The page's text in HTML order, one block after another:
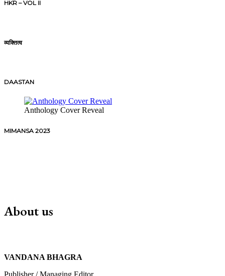
HKR – VOL II
व्यक्तित्व
DAASTAN
Anthology Cover Reveal
MIMANSA 2023
About us
VANDANA BHAGRA
Publisher / Managing Editor